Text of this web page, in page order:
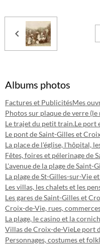
Albums photos
Factures et PublicitésMes
Photos sur plaque de verre
Le trajet du petit train.Le port
Le pont de Saint-Gilles et
La place de l'église, l'hôpital,
Fêtes, foires et pélerinage de
L'avenue de la plage de Saint-
La plage de St-Gilles-sur-Vie
Les villas, les chalets et les
Les gares de Saint-Gilles et
Croix-de-Vie, rues,
La plage, le casino et la
Villas de Croix-de-VieLe port
Personnages, costumes et